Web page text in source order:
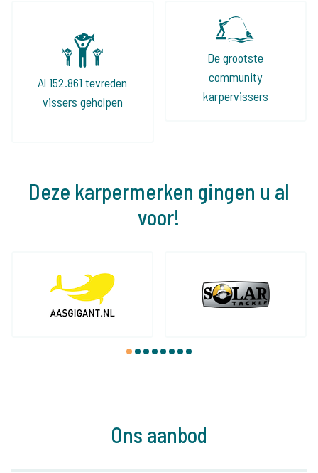
Al 152.861 tevreden
vissers geholpen
De grootste
community
karpervissers
Deze karpermerken gingen u al
voor!
1 2 3 4 5 6 7 8
Ons aanbod